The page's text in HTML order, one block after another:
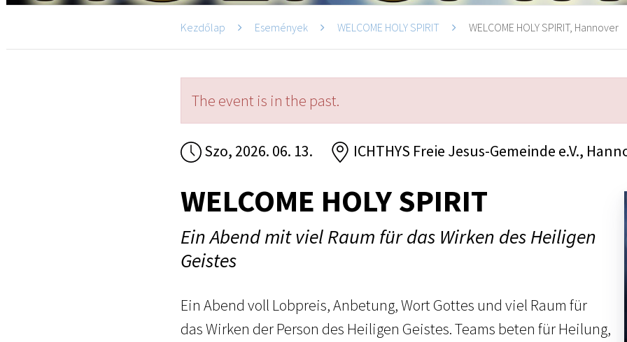
Kezdőlap Események WELCOME HOLY SPIRIT WELCOME HOLY SPIRIT, Hannover
The event is in the past.
Szo, 2026. 06. 13. ICHTHYS Freie Jesus-Gemeinde e.V.,
WELCOME HOLY SPIRIT
Ein Abend mit viel Raum für das Wirken des Heiligen
Geistes
Ein Abend voll Lobpreis, Anbetung, Wort Gottes und viel Raum für
das Wirken der Person des Heiligen Geistes. Teams beten für Heilung,